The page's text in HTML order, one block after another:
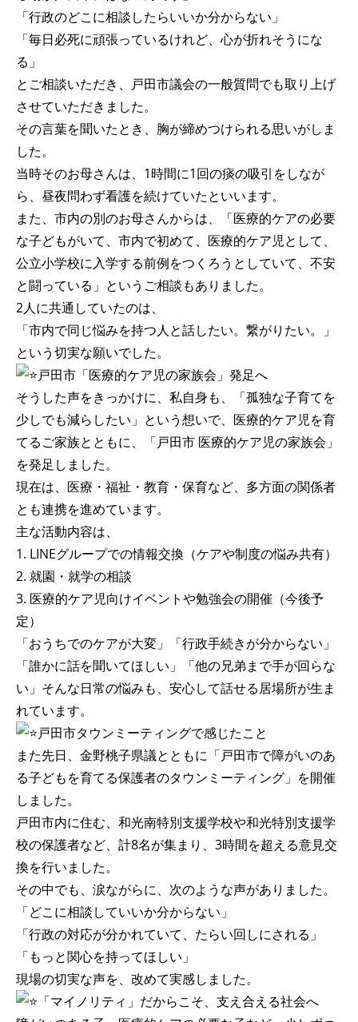
「行政のどこに相談したらいいか分からない」
「毎日必死に頑張っているけれど、心が折れそうにな
る」
とご相談いただき、戸田市議会の一般質問でも取り上げ
させていただきました。
その言葉を聞いたとき、胸が締めつけられる思いがしま
した。
当時そのお母さんは、1時間に1回の痰の吸引をしなが
ら、昼夜問わず看護を続けていたといいます。
また、市内の別のお母さんからは、「医療的ケアの必要
な子どもがいて、市内で初めて、医療的ケア児として、
公立小学校に入学する前例をつくろうとしていて、不安
と闘っている」というご相談もありました。
2人に共通していたのは、
「市内で同じ悩みを持つ人と話したい。繋がりたい。」
という切実な願いでした。
戸田市「医療的ケア児の家族会」発足へ
そうした声をきっかけに、私自身も、「孤独な子育てを
少しでも減らしたい」という想いで、医療的ケア児を育
てるご家族とともに、「戸田市 医療的ケア児の家族会」
を発足しました。
現在は、医療・福祉・教育・保育など、多方面の関係者
とも連携を進めています。
主な活動内容は、
1. LINEグループでの情報交換（ケアや制度の悩み共有）
2. 就園・就学の相談
3. 医療的ケア児向けイベントや勉強会の開催（今後予
定）
「おうちでのケアが大変」「行政手続きが分からない」
「誰かに話を聞いてほしい」「他の兄弟まで手が回らな
い」そんな日常の悩みも、安心して話せる居場所が生ま
れています。
戸田市タウンミーティングで感じたこと
また先日、金野桃子県議とともに「戸田市で障がいのあ
る子どもを育てる保護者のタウンミーティング」を開催
しました。
戸田市内に住む、和光南特別支援学校や和光特別支援学
校の保護者など、計8名が集まり、3時間を超える意見交
換を行いました。
その中でも、涙ながらに、次のような声がありました。
「どこに相談していいか分からない」
「行政の対応が分かれていて、たらい回しにされる」
「もっと関心を持ってほしい」
現場の切実な声を、改めて実感しました。
「マイノリティ」だからこそ、支え合える社会へ